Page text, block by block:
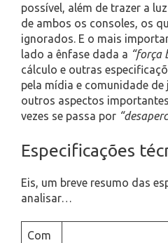
possível, além de trazer a
de ambos os consoles, os
ignorados. E o mais
lado a ênfase dada a “força
cálculo e outras
pela mídia e comunidade
outros aspectos
vezes se passa por
Especificações
Eis, um breve resumo das
analisar…
Com